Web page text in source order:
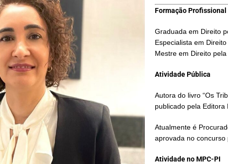
Formação Profissional
Graduada em Direito
Especialista em
Mestre em Direito
Atividade Pública
Autora do livro “Os
publicado pela Editora
Atualmente é
aprovada no concurso
Atividade no MPC-PI